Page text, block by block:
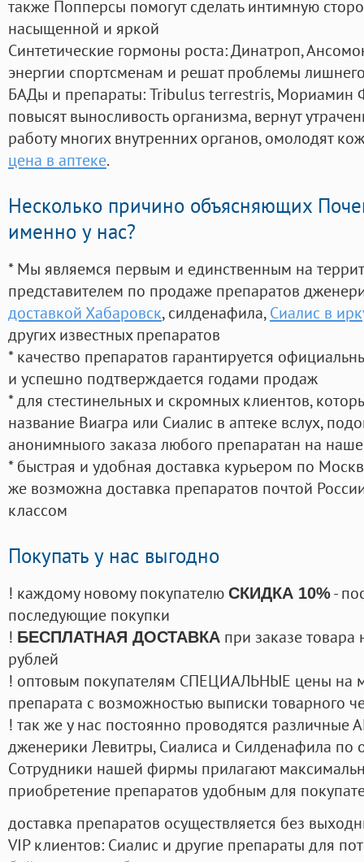
также Попперсы помогут сделать интимную
насыщенной и яркой
Синтетические гормоны роста: Динатроп,
энергии спортсменам и решат проблемы
БАДы и препараты:Tribulus terrestris, Мориамин
повысят выносливость организма, вернут
работу многих внутренних органов, омолодят
цена в аптеке.
Несколько причино объясняющих
именно у нас?
* Мы являемся первым и единственным на
представителем по продаже препаратов
доставкой Хабаровск, силденафила, Сиалис в
других известных препаратов
* качество препаратов гарантируется
и успешно подтверждается годами продаж
* для стестинельных и скромных клиентов,
название Виагра или Сиалис в аптеке вслух,
анонимныого заказа любого препаратан на
* быстрая и удобная доставка курьером по
же возможна доставка препаратов почтой
классом
Покупать у нас выгодно
! каждому новому покупателю СКИДКА 10%-
последующие покупки
! БЕСПЛАТНАЯ ДОСТАВКА при заказе
рублей
! оптовым покупателям СПЕЦИАЛЬНЫЕ цены на
препарата с возможностью выписки товарного
! так же у нас постоянно проводятся
дженерики Левитры, Сиалиса и Силденафила по
Cотрудники нашей фирмы прилагают
приобретение препаратов удобным для
доставка препаратов осуществляется без
VIP клиентов: Сиалис и другие препараты для